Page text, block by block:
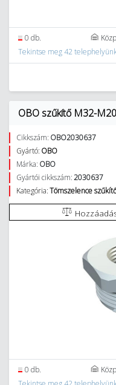
0 db.
Tekintse meg 42
OBO szűkítő M32-
Cikkszám: OBO2030637
Gyártó: OBO
Márka: OBO
Gyártói cikkszám:2030637
Kategória:Tömszelence
0 db.